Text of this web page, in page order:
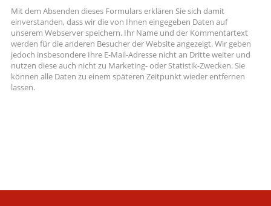
Mit dem Absenden dieses Formulars erklären Sie sich damit
einverstanden, dass wir die von Ihnen eingegeben Daten auf
unserem Webserver speichern. Ihr Name und der Kommentartext
werden für die anderen Besucher der Website angezeigt. Wir geben
jedoch insbesondere Ihre E-Mail-Adresse nicht an Dritte weiter und
nutzen diese auch nicht zu Marketing- oder Statistik-Zwecken. Sie
können alle Daten zu einem späteren Zeitpunkt wieder entfernen
lassen.